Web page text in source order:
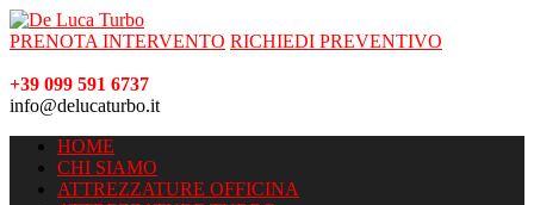
PRENOTA INTERVENTO RICHIEDI PREVENTIVO
+39 099 591 6737
info@delucaturbo.it
HOME
CHI SIAMO
ATTREZZATURE OFFICINA